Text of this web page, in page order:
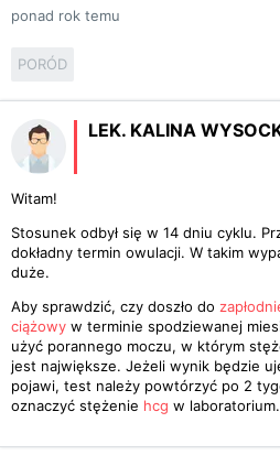
ponad rok temu
PORÓD
LEK. KALINA
Witam!
Stosunek odbył się w 14 dniu cyklu.
dokładny termin owulacji. W takim
duże.
Aby sprawdzić, czy doszło do
ciążowy w terminie spodziewanej
użyć porannego moczu, w którym
jest największe. Jeżeli wynik będzie
pojawi, test należy powtórzyć po 2
oznaczyć stężenie hcg w laboratorium.